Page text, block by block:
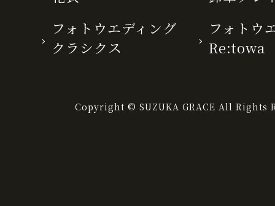
フォトウエディング
クラシクス
フォトウ
Re:towa
Copyright © SUZUKA GRACE All Rights